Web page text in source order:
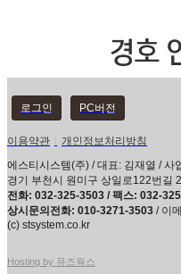
로그인 PC버전
이용약관
개인정보처리방침
에스티시스템(주) / 대표: 김재열 /
경기 부천시 원미구 상일로122번길
전화: 032-325-3503 / 팩스: 032-
상시문의전화: 010-3271-3503 / 이
(c) stsystem.co.kr
Hosting by 뮤즈웍스